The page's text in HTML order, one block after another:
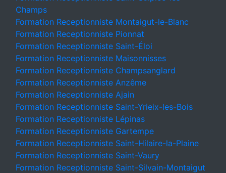
Champs
Formation Receptionniste Montaigut-le-Blanc
Formation Receptionniste Pionnat
Formation Receptionniste Saint-Éloi
Formation Receptionniste Maisonnisses
Formation Receptionniste Champsanglard
Formation Receptionniste Anzême
Formation Receptionniste Ajain
Formation Receptionniste Saint-Yrieix-les-Bois
Formation Receptionniste Lépinas
Formation Receptionniste Gartempe
Formation Receptionniste Saint-Hilaire-la-Plaine
Formation Receptionniste Saint-Vaury
Formation Receptionniste Saint-Silvain-Montaigut